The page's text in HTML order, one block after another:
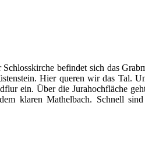
befindet sich das
Hier queren wir das Tal.
ein. Über die Jurahochfläche
klaren Mathelbach. Schnell